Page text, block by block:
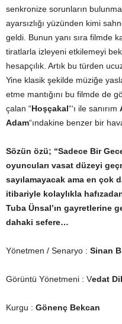
senkronize sorunların
ayarsızlığı yüzünden kimi
geldi. Bunun yanı sıra filmde
tiratlarla izleyeni etkilemeyi
hesapçılık. Artık bu türden
Yine klasik şekilde müziğe
etme mantığını bu filmde de
çalan “Hoşçakal“‘ı ile sanırım
Adam“ındakine benzer bir
Sözün özü; “Sadece Bir
oyuncuları vasat düzeyi
sayılamayacak ama en çok
itibariyle kolaylıkla
Tuba Ünsal’ın gayretlerine
dahaki sefere…
Yönetmen / Senaryo : Sinan
Görüntü Yönetmeni : Vedat
Kurgu : Gönenç Bekcan